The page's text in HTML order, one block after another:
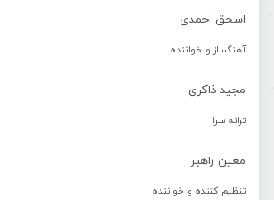
اسحق احمدی
آهنگساز و خواننده
مجید ذاکری
ترانه سرا
معین راهبر
تنظیم کننده و خواننده